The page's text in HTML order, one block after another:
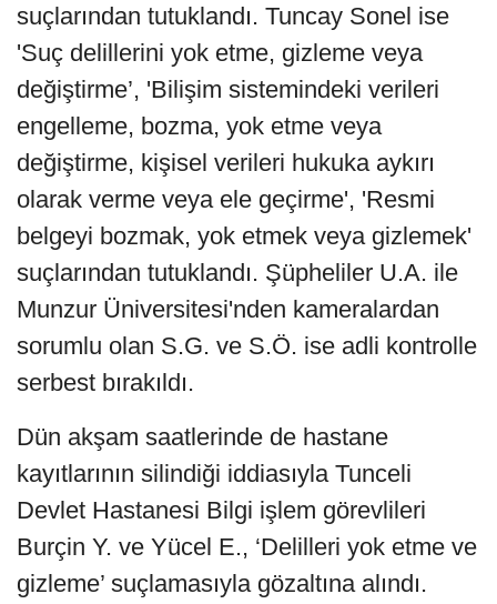
suçlarından tutuklandı. Tuncay Sonel ise
'Suç delillerini yok etme, gizleme veya
değiştirme’, 'Bilişim sistemindeki verileri
engelleme, bozma, yok etme veya
değiştirme, kişisel verileri hukuka aykırı
olarak verme veya ele geçirme', 'Resmi
belgeyi bozmak, yok etmek veya gizlemek'
suçlarından tutuklandı. Şüpheliler U.A. ile
Munzur Üniversitesi'nden kameralardan
sorumlu olan S.G. ve S.Ö. ise adli kontrolle
serbest bırakıldı.
Dün akşam saatlerinde de hastane
kayıtlarının silindiği iddiasıyla Tunceli
Devlet Hastanesi Bilgi işlem görevlileri
Burçin Y. ve Yücel E., ‘Delilleri yok etme ve
gizleme’ suçlamasıyla gözaltına alındı.